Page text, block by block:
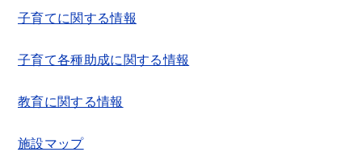
子育てに関する情報
子育て各種助成に関する情報
教育に関する情報
施設マップ